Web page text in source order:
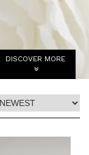
DISCOVER MORE